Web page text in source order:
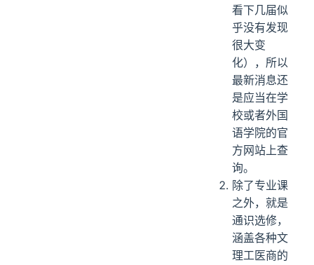
看下几届似
乎没有发现
很大变
化），所以
最新消息还
是应当在学
校或者外国
语学院的官
方网站上查
询。
除了专业课
之外，就是
通识选修，
涵盖各种文
理工医商的